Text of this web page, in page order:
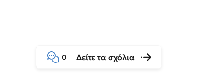
0 Δείτε τα σχόλια